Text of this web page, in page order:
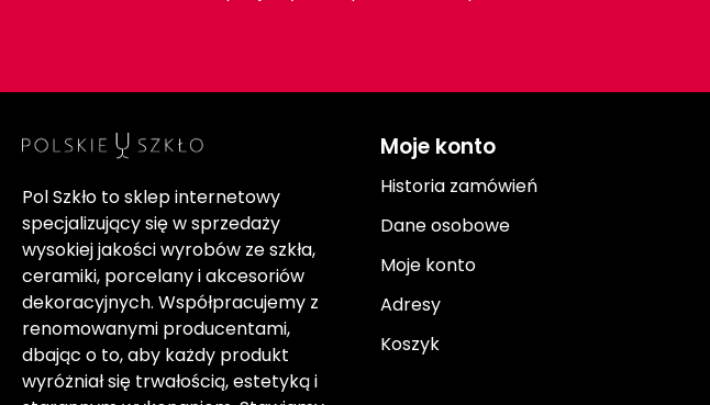
Pol Szkło to sklep internetowy
specjalizujący się w sprzedaży
wysokiej jakości wyrobów ze szkła,
ceramiki, porcelany i akcesoriów
dekoracyjnych. Współpracujemy z
renomowanymi producentami,
dbając o to, aby każdy produkt
wyróżniał się trwałością, estetyką i
Moje konto
Historia zamówień
Dane osobowe
Moje konto
Adresy
Koszyk